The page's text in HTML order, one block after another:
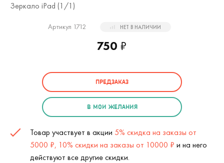
Зеркало iPad (1 /1)
Артикул 1712 НЕТ В НАЛИЧИИ
750 ₽
ПРЕДЗАКАЗ
В МОИ ЖЕЛАНИЯ
Товар участвует в акции 5% скидка на заказы от
5000 ₽, 10% скидки на заказы от 10000 ₽ и на него
действуют все другие скидки.